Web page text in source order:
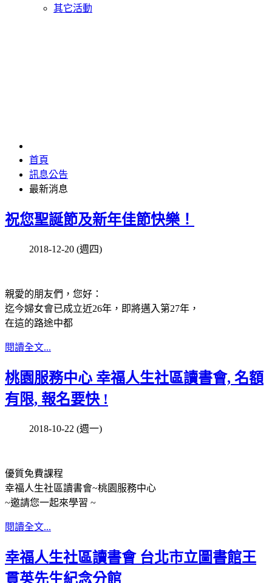
其它活動
首頁
訊息公告
最新消息
祝您聖誕節及新年佳節快樂！
2018-12-20 (週四)
親愛的朋友們，您好：
迄今婦女會已成立近26年，即將邁入第27年，
在這的路途中都
閱讀全文...
桃園服務中心 幸福人生社區讀書會, 名額
有限, 報名要快 !
2018-10-22 (週一)
優質免費課程
幸福人生社區讀書會~桃園服務中心
~邀請您一起來學習 ~
閱讀全文...
幸福人生社區讀書會 台北市立圖書館王
貫英先生紀念分館